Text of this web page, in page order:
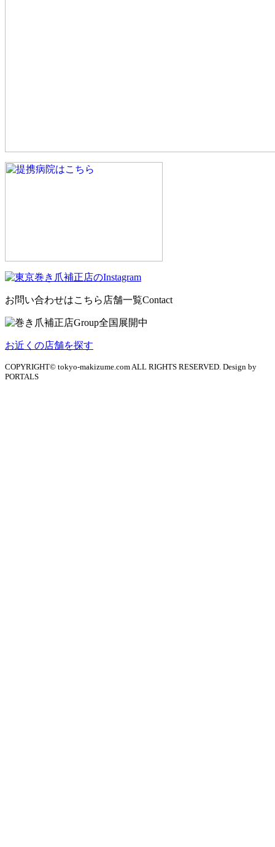
お問い合わせはこちら 店舗一覧Contact
お近くの店舗を探す
COPYRIGHT© tokyo-makizume.com ALL RIGHTS RESERVED. Design by
PORTALS